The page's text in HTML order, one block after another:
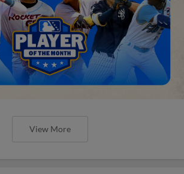
View More